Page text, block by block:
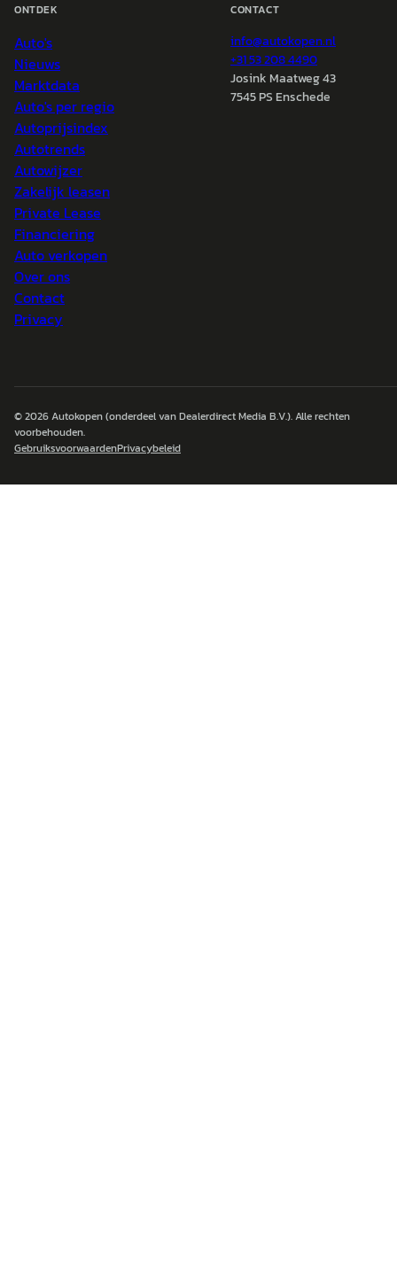
ONTDEK
Auto's
Nieuws
Marktdata
Auto's per regio
Autoprijsindex
Autotrends
Autowijzer
Zakelijk leasen
Private Lease
Financiering
Auto verkopen
Over ons
Contact
Privacy
CONTACT
info@autokopen.nl
+31 53 208 4490
Josink Maatweg 43
7545 PS Enschede
© 2026Autokopen(onderdeel van Dealerdirect Media B.V.). Alle rechten
voorbehouden.
GebruiksvoorwaardenPrivacybeleid